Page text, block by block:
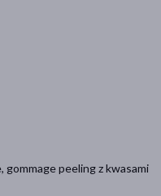
gommage peeling z kwasami